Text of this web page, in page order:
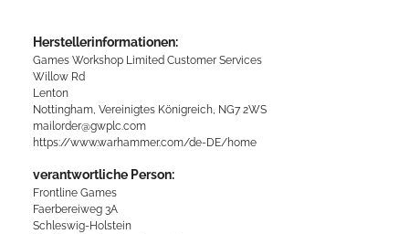
Herstellerinformationen:
Games Workshop Limited Customer Services
Willow Rd
Lenton
Nottingham, Vereinigtes Königreich, NG7 2WS
mailorder@gwplc.com
https://www.warhammer.com/de-DE/home
verantwortliche Person:
Frontline Games
Faerbereiweg 3A
Schleswig-Holstein